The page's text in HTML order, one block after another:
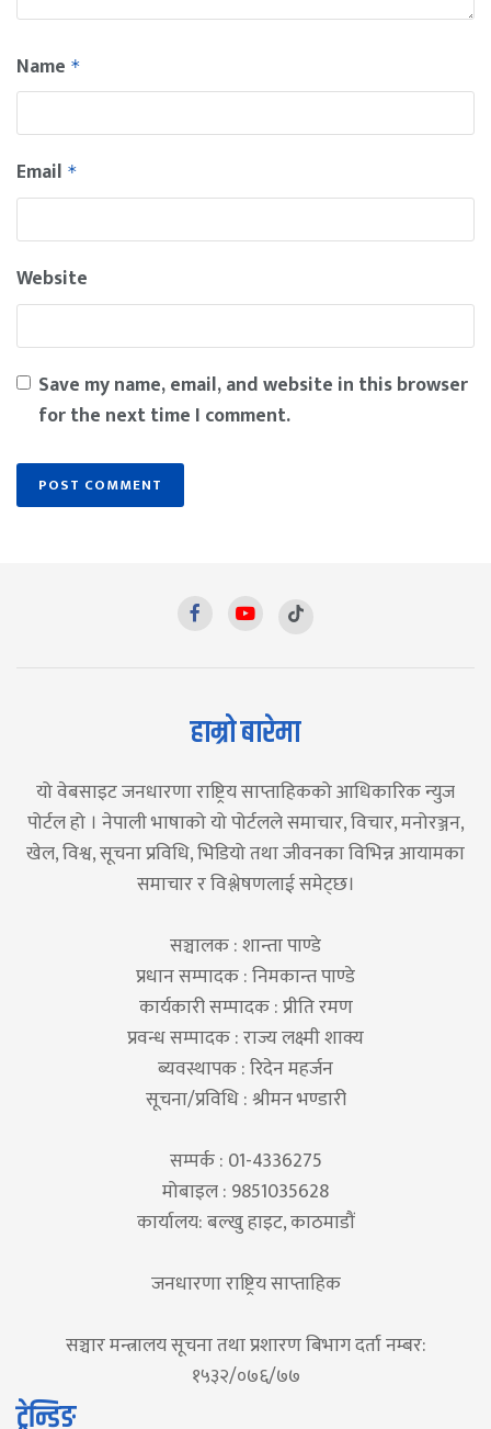
Name *
Email *
Website
Save my name, email, and website in this browser
for the next time I comment.
हाम्रो बारेमा
यो वेबसाइट जनधारणा राष्ट्रिय साप्ताहिकको आधिकारिक न्युज
पोर्टल हो । नेपाली भाषाको यो पोर्टलले समाचार, विचार, मनोरञ्जन,
खेल, विश्व, सूचना प्रविधि, भिडियो तथा जीवनका विभिन्न आयामका
समाचार र विश्लेषणलाई समेट्छ।
सञ्चालक : शान्ता पाण्डे
प्रधान सम्पादक : निमकान्त पाण्डे
कार्यकारी सम्पादक : प्रीति रमण
प्रवन्ध सम्पादक : राज्य लक्ष्मी शाक्य
ब्यवस्थापक : रिदेन महर्जन
सूचना/प्रविधि : श्रीमन भण्डारी
सम्पर्क : 01-4336275
मोबाइल : 9851035628
कार्यालय: बल्खु हाइट, काठमाडौं
जनधारणा राष्ट्रिय साप्ताहिक
सञ्चार मन्त्रालय सूचना तथा प्रशारण बिभाग दर्ता नम्बर:
१५३२/०७६/७७
ट्रेन्डिङ